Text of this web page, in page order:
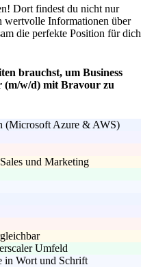
Dort findest du nicht nur
wertvolle Informationen über
die perfekte Position für dich
brauchst, um Business
(m/w/d) mit Bravour zu
(Microsoft Azure & AWS)
und Marketing
Umfeld
in Wort und Schrift